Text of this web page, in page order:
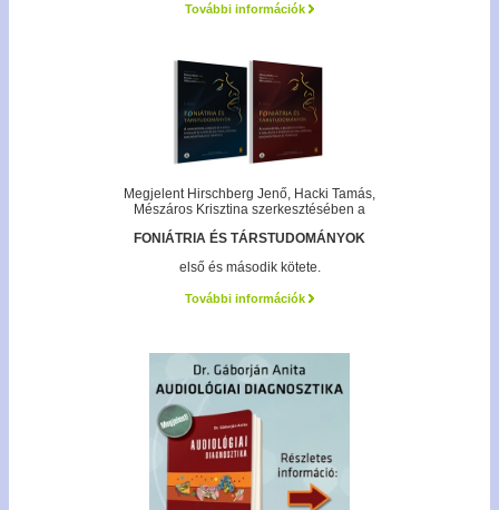
További információk
Megjelent Hirschberg Jenő, Hacki Tamás,
Mészáros Krisztina szerkesztésében a
FONIÁTRIA ÉS TÁRSTUDOMÁNYOK
első és második kötete.
További információk